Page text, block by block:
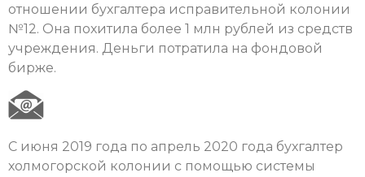
отношении бухгалтера исправительной колонии
№12. Она похитила более 1 млн рублей из средств
учреждения. Деньги потратила на фондовой
бирже.
С июня 2019 года по апрель 2020 года бухгалтер
холмогорской колонии с помощью системы